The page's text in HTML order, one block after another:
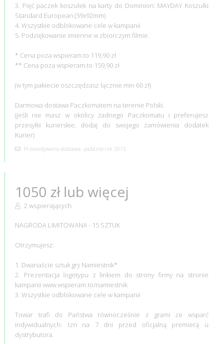
3. Pięć paczek koszulek na karty do Dominion: MAYDAY Koszulki
Standard European (59x92mm)
4. Wszystkie odblokowane cele w kampanii
5. Podziękowanie imienne w zbiorczym filmie.
* Cena poza wspieram.to 119,90 zł
** Cena poza wspieram.to 159,90 zł
(w tym pakiecie oszczędzasz łącznie min 60 zł)
Darmowa dostawa Paczkomatem na terenie Polski.
(jeśli nie masz w okolicy żadnego Paczkomatu i preferujesz
przesyłki kurierskie, dodaj do swojego zamówienia dodatek
Kurier)
Przewidywana dostawa: październik 2015
1050 zł lub więcej
2 wspierających
NAGRODA LIMITOWANA - 15 SZTUK
Otrzymujesz:
1. Dwanaście sztuk gry Namiestnik*
2. Prezentacja logotypu z linkiem do strony firmy na stronie
kampanii www.wspieram.to/namiestnik
3. Wszystkie odblokowane cele w kampanii
Towar trafi do Państwa równocześnie z grami ze wsparć
indywidualnych: tzn na 7 dni przed oficjalną premierą u
dystrybutora.